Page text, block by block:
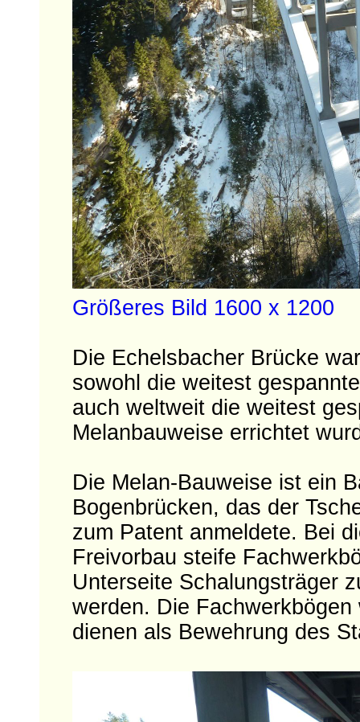
Größeres Bild 1600 x 1200
Die Echelsbacher Brücke
sowohl die weitest
auch weltweit die weitest
Melanbauweise errichtet
Die Melan-Bauweise ist ein
Bogenbrücken, das der
zum Patent anmeldete. Bei
Freivorbau steife
Unterseite Schalungsträger
werden. Die
dienen als Bewehrung des